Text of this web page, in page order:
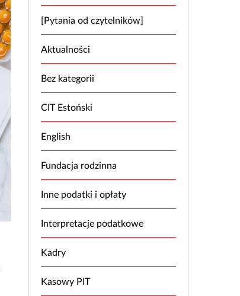
[Pytania od czytelników]
Aktualności
Bez kategorii
CIT Estoński
English
Fundacja rodzinna
Inne podatki i opłaty
Interpretacje podatkowe
Kadry
Kasowy PIT